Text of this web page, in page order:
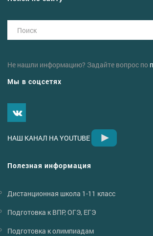
Не нашли информацию? Задайте вопрос по
Мы в соцсетях
НАШ КАНАЛ НА YOUTUBE
Полезная информация
Дистанционная школа 1-11 класс
Подготовка к ВПР, ОГЭ, ЕГЭ
Подготовка к олимпиадам